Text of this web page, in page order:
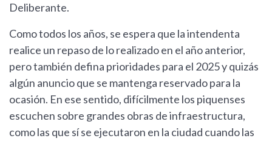
Deliberante.
Como todos los años, se espera que la intendenta
realice un repaso de lo realizado en el año anterior,
pero también defina prioridades para el 2025 y quizás
algún anuncio que se mantenga reservado para la
ocasión. En ese sentido, difícilmente los piquenses
escuchen sobre grandes obras de infraestructura,
como las que sí se ejecutaron en la ciudad cuando las